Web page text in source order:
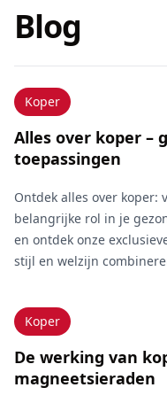
Blog
Artikelen
Koper
Alles over koper –
toepassingen
Ontdek alles over koper:
belangrijke rol in je
en ontdek onze
stijl en welzijn
Koper
De werking van
magneetsieraden